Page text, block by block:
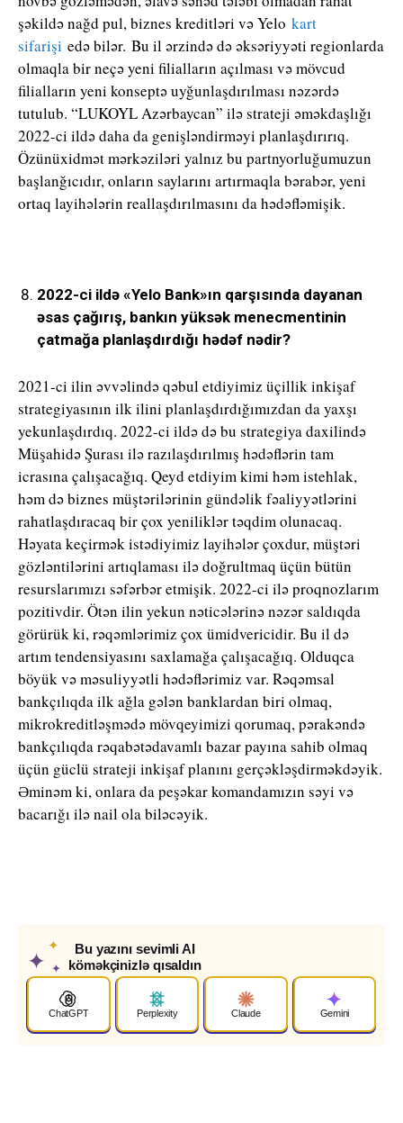
şəkildə nağd pul, biznes kreditləri və Yelo kart
sifarişi edə bilər. Bu il ərzində də əksəriyyəti regionlarda
olmaqla bir neçə yeni filialların açılması və mövcud
filialların yeni konseptə uyğunlaşdırılması nəzərdə
tutulub. “LUKOYL Azərbaycan” ilə strateji əməkdaşlığı
2022-ci ildə daha da genişləndirməyi planlaşdırırıq.
Özünüxidmət mərkəziləri yalnız bu partnyorluğumuzun
başlanğıcıdır, onların saylarını artırmaqla bərabər, yeni
ortaq layihələrin reallaşdırılmasını da hədəfləmişik.
2022-ci ildə «Yelo Bank»ın qarşısında dayanan
əsas çağırış, bankın yüksək menecmentinin
çatmağa planlaşdırdığı hədəf nədir?
2021-ci ilin əvvəlində qəbul etdiyimiz üçillik inkişaf
strategiyasının ilk ilini planlaşdırdığımızdan da yaxşı
yekunlaşdırdıq. 2022-ci ildə də bu strategiya daxilində
Müşahidə Şurası ilə razılaşdırılmış hədəflərin tam
icrasına çalışacağıq. Qeyd etdiyim kimi həm istehlak,
həm də biznes müştərilərinin gündəlik fəaliyyətlərini
rahatlaşdıracaq bir çox yeniliklər təqdim olunacaq.
Həyata keçirmək istədiyimiz layihələr çoxdur, müştəri
gözləntilərini artıqlaması ilə doğrultmaq üçün bütün
resurslarımızı səfərbər etmişik. 2022-ci ilə proqnozlarım
pozitivdir. Ötən ilin yekun nəticələrinə nəzər saldıqda
görürük ki, rəqəmlərimiz çox ümidvericidir. Bu il də
artım tendensiyasını saxlamağa çalışacağıq. Olduqca
böyük və məsuliyyətli hədəflərimiz var. Rəqəmsal
bankçılıqda ilk ağla gələn banklardan biri olmaq,
mikrokreditləşmədə mövqeyimizi qorumaq, pərakəndə
bankçılıqda rəqabətədavamlı bazar payına sahib olmaq
üçün güclü strateji inkişaf planını gerçəkləşdirməkdəyik.
Əminəm ki, onlara da peşəkar komandamızın səyi və
bacarığı ilə nail ola biləcəyik.
✦
✦
✦
Bu yazını sevimli AI
köməkçinizlə qısaldın
ChatGPT Perplexity Claude Gemini